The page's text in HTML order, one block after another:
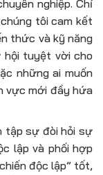
nghiệp. Chỉ
tôi cam kết
thức và kỹ năng
hội tuyệt vời cho
những ai muốn
vực mới đầy hứa
tập sự đòi hỏi sự
lập và phối hợp
độc lập” tốt,